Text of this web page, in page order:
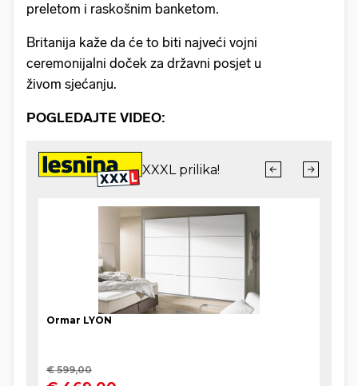
preletom i raskošnim banketom.
Britanija kaže da će to biti najveći vojni
ceremonijalni doček za državni posjet u
živom sjećanju.
POGLEDAJTE VIDEO: